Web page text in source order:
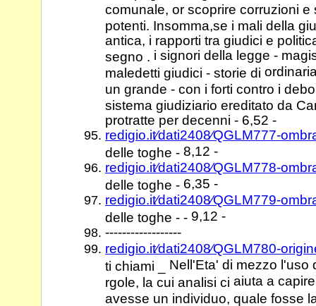
comunale, or scoprire corruzioni
potenti. Insomma,se i mali della
antica, i rapporti tra giudici e
segno . i signori della legge -
maledetti giudici - storie di
un grande - con i forti contro i
sistema giudiziario ereditato da
protratte per decenni - 6,52 -
redigio.it⁄dati2408⁄QGLM777-
delle toghe - 8,12 -
redigio.it⁄dati2408⁄QGLM778-
delle toghe - 6,35 -
redigio.it⁄dati2408⁄QGLM779-
delle toghe - - 9,12 -
------------------
redigio.it⁄dati2408⁄QGLM780-
ti chiami _ Nell'Eta' di mezzo l'uso
rgole, la cui analisi ci aiuta a
avesse un individuo, quale fosse